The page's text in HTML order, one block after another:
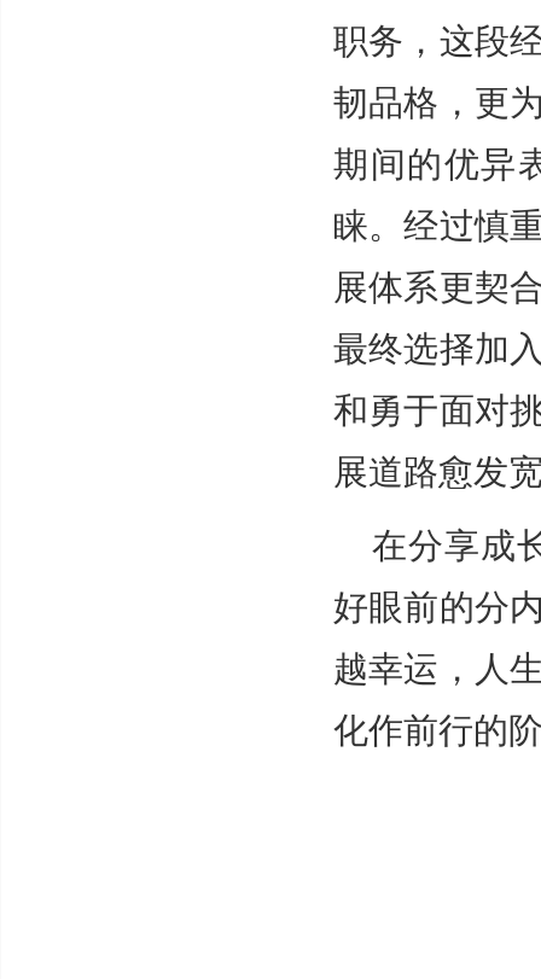
职务，这段
韧品格，更
期间的优异
睐。经过慎
展体系更契
最终选择加
和勇于面对
展道路愈发
在分享成
好眼前的分
越幸运，人
化作前行的